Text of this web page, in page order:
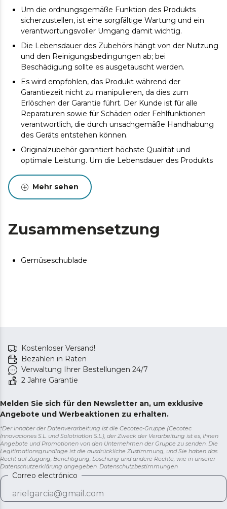
Um die ordnungsgemäße Funktion des Produkts
sicherzustellen, ist eine sorgfältige Wartung und ein
verantwortungsvoller Umgang damit wichtig.
Die Lebensdauer des Zubehörs hängt von der Nutzung
und den Reinigungsbedingungen ab; bei
Beschädigung sollte es ausgetauscht werden.
Es wird empfohlen, das Produkt während der
Garantiezeit nicht zu manipulieren, da dies zum
Erlöschen der Garantie führt. Der Kunde ist für alle
Reparaturen sowie für Schäden oder Fehlfunktionen
verantwortlich, die durch unsachgemäße Handhabung
des Geräts entstehen können.
Originalzubehör garantiert höchste Qualität und
optimale Leistung. Um die Lebensdauer des Produkts
Mehr sehen
Zusammensetzung
Gemüseschublade
Kostenloser Versand!
Bezahlen in Raten
Verwaltung Ihrer Bestellungen 24/7
2 Jahre Garantie
Melden Sie sich für den Newsletter an, um exklusive
Angebote und Werbeaktionen zu erhalten.
*Der Inhaber der Datenverarbeitung ist die Cecotec-Gruppe (Cecotec
Innovaciones S.L. und Solotriatlon S.L.), der Zweck der Verarbeitung ist es, Ihnen
Angebote und Promotionen von den Unternehmen der Gruppe zu senden. Die
Legitimationsgrundlage ist die ausdrückliche Zustimmung, und Sie haben das
Recht auf Zugang, Berichtigung, Löschung und andere Rechte, wie in unserer
Datenschutzerklärung angegeben. Datenschutzbestimmungen
Correo electrónico